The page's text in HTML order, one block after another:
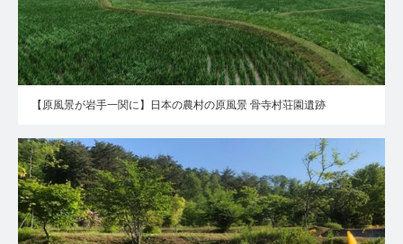
【原風景が岩手一関に】日本の農村の原風景 骨寺村荘園遺跡